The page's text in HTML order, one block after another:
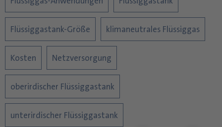
Flüssiggastank-Größe klimaneutrales Flüssiggas
Kosten Netzversorgung
oberirdischer Flüssiggastank
unterirdischer Flüssiggastank